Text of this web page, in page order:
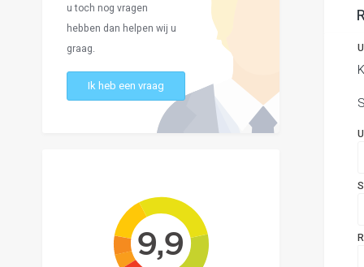
u toch nog vragen
hebben dan helpen wij u
graag.
Ik heb een vraag